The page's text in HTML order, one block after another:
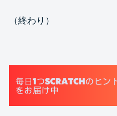
（終わり）